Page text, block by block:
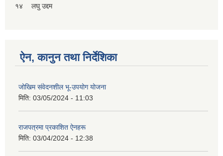
१४
लघु उद्दम
ऐन, कानुन तथा निर्देशिका
जोखिम संवेदनशील भू-उपयोग योजना
मिति: 03/05/2024 - 11:03
राजपत्रमा प्रकाशित ऐनहरू
मिति: 03/04/2024 - 12:38